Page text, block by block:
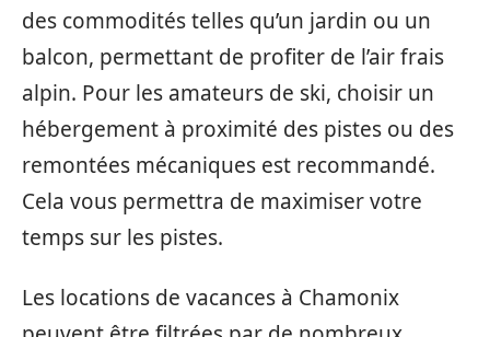
des commodités telles qu’un jardin ou un
balcon, permettant de profiter de l’air frais
alpin. Pour les amateurs de ski, choisir un
hébergement à proximité des pistes ou des
remontées mécaniques est recommandé.
Cela vous permettra de maximiser votre
temps sur les pistes.
Les locations de vacances à Chamonix